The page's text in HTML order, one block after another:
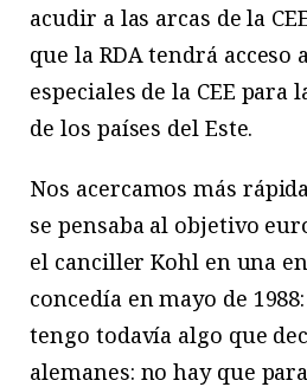
acudir a las arcas de la
que la RDA tendrá acceso
especiales de la CEE
de los países del Este.
Nos acercamos más
se pensaba al objetivo
el canciller Kohl en una
concedía en mayo de
tengo todavía algo que
alemanes: no hay que